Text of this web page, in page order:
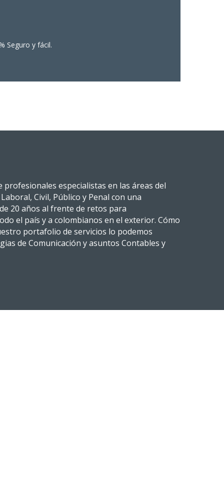
Seguro y fácil.
profesionales especialistas en las áreas del
Civil, Público y Penal con una
20 años al frente de retos para
el país y a colombianos en el exterior. Cómo
portafolio de servicios lo podemos
de Comunicación y asuntos Contables y